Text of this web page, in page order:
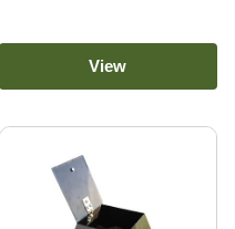
View